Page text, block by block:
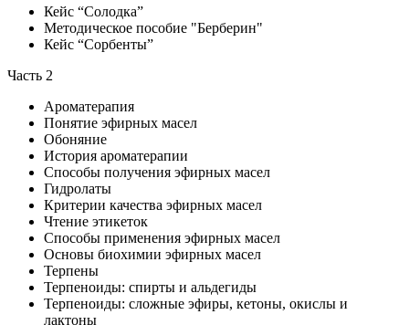
Кейс “Солодка”
Методическое пособие "Берберин"
Кейс “Сорбенты”
Часть 2
Ароматерапия
Понятие эфирных масел
Обоняние
История ароматерапии
Способы получения эфирных масел
Гидролаты
Критерии качества эфирных масел
Чтение этикеток
Способы применения эфирных масел
Основы биохимии эфирных масел
Терпены
Терпеноиды: спирты и альдегиды
Терпеноиды: сложные эфиры, кетоны, окислы и
лактоны